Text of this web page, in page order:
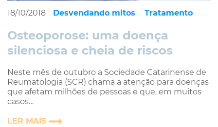
18/10/2018 Desvendando mitos Tratamento
Osteoporose: uma doença
silenciosa e cheia de riscos
Neste mês de outubro a Sociedade Catarinense de
Reumatologia (SCR) chama a atenção para doenças
que afetam milhões de pessoas e que, em muitos
casos…
LER MAIS